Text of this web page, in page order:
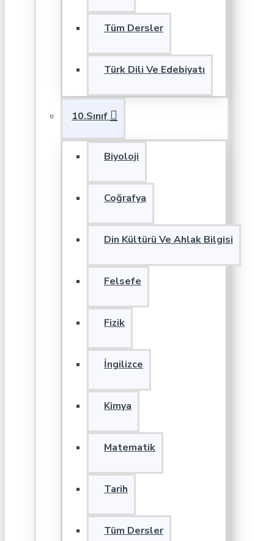
Tüm Dersler
Türk Dili Ve Edebiyatı
10.Sınıf
Biyoloji
Coğrafya
Din Kültürü Ve Ahlak Bilgisi
Felsefe
Fizik
İngilizce
Kimya
Matematik
Tarih
Tüm Dersler